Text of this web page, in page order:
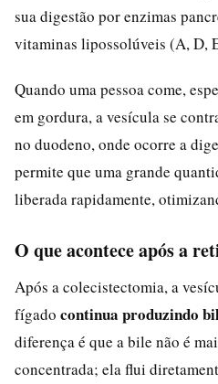
sua digestão por enzimas
vitaminas lipossolúveis (A, D,
Quando uma pessoa come,
em gordura, a vesícula se
no duodeno, onde ocorre a
permite que uma grande
liberada rapidamente,
O que acontece após a
Após a colecistectomia, a
fígado continua produzindo
diferença é que a bile não é
concentrada; ela flui